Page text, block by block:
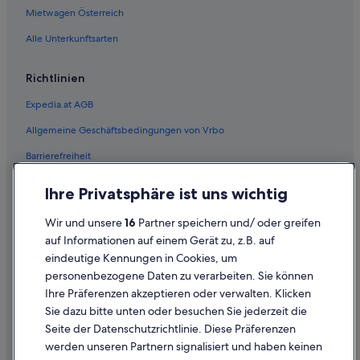
Hotels mit Restaurant in Steyr
Hotels mit Whirlpool in Steyr
Hotels mit Aussicht in Steyr
Abenteuer in Steyr
Steigenberger Hotels in Steyr
Strand in Steyr
Hotels mit Wellnessbereich in Steyr
Steyr Hotels
Pensionen in Steyr
Private Ferienhäuser in Steyr
Mietwagen Österreich
Alle Unterkunftsarten
Richtlinien
Expedia.at AGB
Allgemeine Geschäftsbedingungen von Vrbo
Barrierefreiheit
Rechtliche Hinweise/Kontakt
Inhaltsrichtlinien und Melden von Inhalten
Hilfe
Hilfe
Ihre Privatsphäre ist uns wichtig
Wir und unsere16 Partner speichern und/ oder greifen
auf Informationen auf einem Gerät zu, z.B. auf
eindeutige Kennungen in Cookies, um
personenbezogene Daten zu verarbeiten. Sie können
Ihre Präferenzen akzeptieren oder verwalten. Klicken
Sie dazu bitte unten oder besuchen Sie jederzeit die
Seite der Datenschutzrichtlinie. Diese Präferenzen
werden unseren Partnern signalisiert und haben keinen